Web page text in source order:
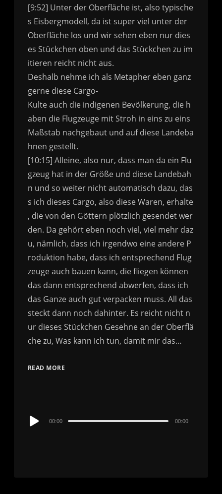
READ MORE
Audio
00:00 00:00